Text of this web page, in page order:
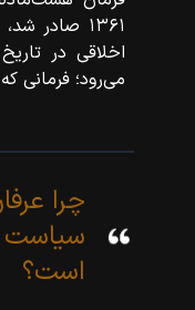
۱۳۶۱ صادر
اخلاقی در
می‌رود؛ فرمانی
چرا
سیاست
است؟